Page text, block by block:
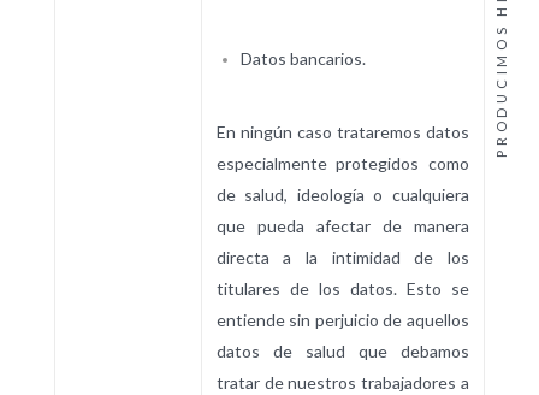
Datos bancarios.
En ningún caso trataremos datos
especialmente protegidos como
de salud, ideología o cualquiera
que pueda afectar de manera
directa a la intimidad de los
titulares de los datos. Esto se
entiende sin perjuicio de aquellos
datos de salud que debamos
tratar de nuestros trabajadores a